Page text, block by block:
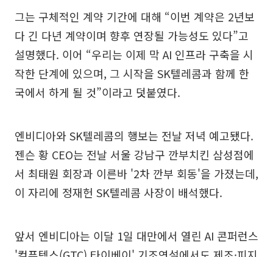
그는 구체적인 계약 기간에 대해 “이번 계약은 2년보
다 긴 다년 계약이며 향후 연장될 가능성도 있다”고
설명했다. 이어 “우리는 이제 막 AI 인프라 구축을 시
작한 단계에 있으며, 그 시작을 SK텔레콤과 함께 한
국에서 하게 될 것”이라고 덧붙였다.
엔비디아와 SK텔레콤의 행보는 전날 저녁 예고됐다.
젠슨 황 CEO는 전날 서울 강남구 깐부치킨 삼성점에
서 최태원 회장과 이른바 '2차 깐부 회동'을 가졌는데,
이 자리에 정재헌 SK텔레콤 사장이 배석했다.
앞서 엔비디아는 이달 1일 대만에서 열린 AI 콘퍼런스